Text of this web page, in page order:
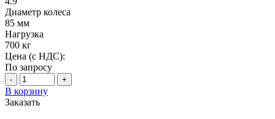
Диаметр колеса
85 мм
Нагрузка
700 кг
Цена (с НДС):
По запросу
- +
В корзину
Заказать